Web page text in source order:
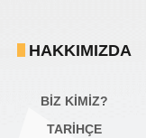
HAKKIMIZDA
BİZ KİMİZ?
TARİHÇE